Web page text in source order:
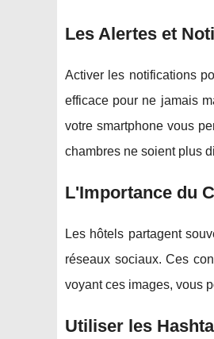
Les Alertes et
Activer les notifications
efficace pour ne jamais
votre smartphone vous
chambres ne soient plus
L'Importance du
Les hôtels partagent
réseaux sociaux. Ces
voyant ces images, vous
Utiliser les